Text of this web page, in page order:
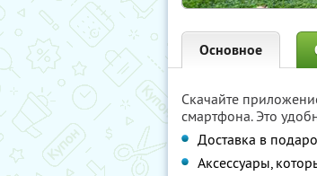
Основное
Скачайте
смартфона. Это
Доставка в
Аксессуары,